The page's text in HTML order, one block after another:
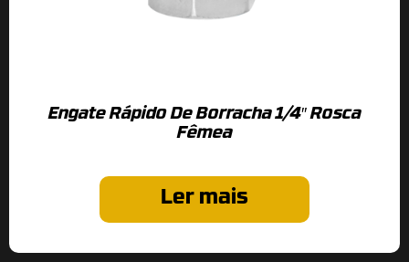
Engate Rápido De Borracha 1/4″ Rosca
Fêmea
Ler mais